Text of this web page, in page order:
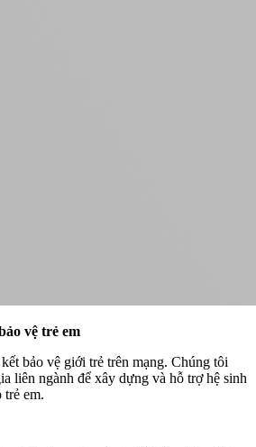
vệ trẻ em
bảo vệ giới trẻ trên mạng. Chúng tôi
liên ngành để xây dựng và hỗ trợ hệ sinh
trẻ em.